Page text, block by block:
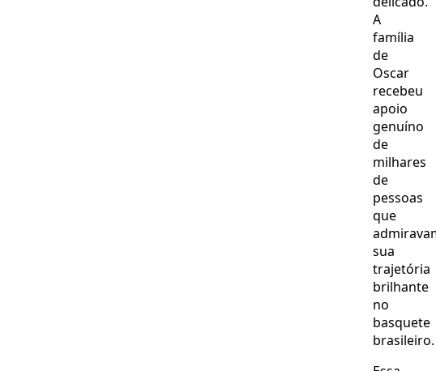
A
família
de
Oscar
recebeu
apoio
genuíno
de
milhares
de
pessoas
que
sua
trajetória
brilhante
no
basquete
brasileiro.